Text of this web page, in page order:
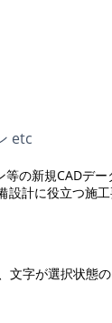
etc
の新規CADデ
計に役立つ施
字が選択状態